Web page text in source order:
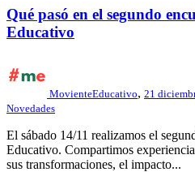
Qué pasó en el segundo
Educativo
MovienteEducativo, 21
Novedades
El sábado 14/11 realizamos el
Educativo. Compartimos
sus transformaciones, el impacto...